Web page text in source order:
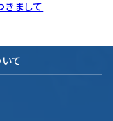
まして
て